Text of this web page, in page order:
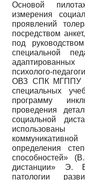
Основой
измерения
проявлений
посредством
под
специальной
психолого-
ОВЗ СПК МГППУ к
специальных
программу
проведения
социальной
определения
способностей»
дистанции» Э.
патологии